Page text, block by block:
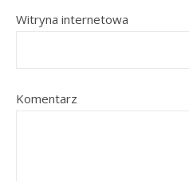
Witryna internetowa
Komentarz